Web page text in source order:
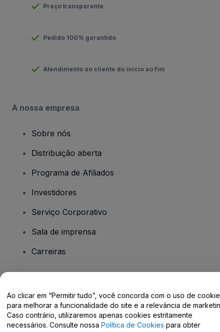
Preço transparente
Pedido 100% garantido
Atendimento ao cliente do início ao fim
A nossa empresa
Sobre nós
Distribuição aberta
Programa de Afiliados
Investidores
Serviço Corporativo
Sala de imprensa
Carreiras
Centro de Ajuda / Fale Conosco
Ao clicar em “Permitir tudo”, você concorda com o uso de
para melhorar a funcionalidade do site e a relevância de
Caso contrário, utilizaremos apenas cookies estritamente
necessários. Consulte nossa Política de Cookies para obter